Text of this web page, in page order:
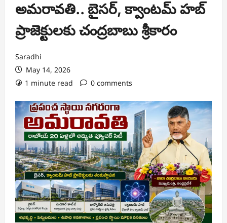
అమరావతి.. బైసర్, క్వాంటమ్ హబ్
ప్రాజెక్టులకు చంద్రబాబు శ్రీకారం
Saradhi
May 14, 2026
1 minute read
0 comments